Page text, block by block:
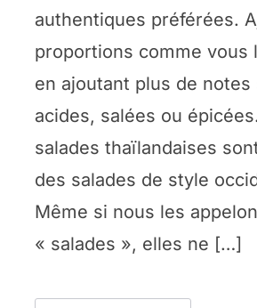
authentiques préférées.
proportions comme vous
en ajoutant plus de notes
acides, salées ou
salades thaïlandaises
des salades de style
Même si nous les
« salades », elles ne […]